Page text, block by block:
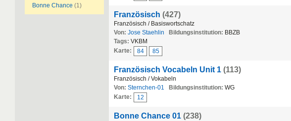
Bonne Chance (1)
Französisch (427)
Französisch / Basiswortschatz
Von: Jose Staehlin Bildungsinstitution: BBZB
Tags: VKBM
Karte:
84 85
Französisch Vocabeln Unit 1 (113)
Französisch / Vokabeln
Von: Sternchen-01 Bildungsinstitution: WG
Karte:
12
Bonne Chance 01 (238)